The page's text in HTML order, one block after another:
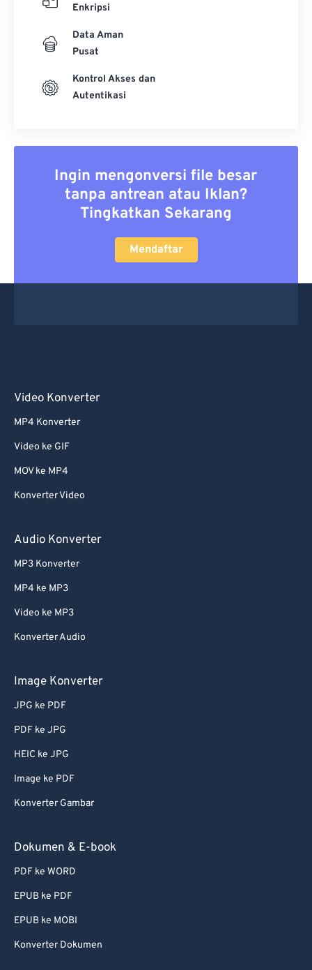
Enkripsi
Data Aman
Pusat
Kontrol Akses dan
Autentikasi
Ingin mengonversi file besar
tanpa antrean atau Iklan?
Tingkatkan Sekarang
Mendaftar
Video Konverter
MP4 Konverter
Video ke GIF
MOV ke MP4
Konverter Video
Audio Konverter
MP3 Konverter
MP4 ke MP3
Video ke MP3
Konverter Audio
Image Konverter
JPG ke PDF
PDF ke JPG
HEIC ke JPG
Image ke PDF
Konverter Gambar
Dokumen & E-book
PDF ke WORD
EPUB ke PDF
EPUB ke MOBI
Konverter Dokumen